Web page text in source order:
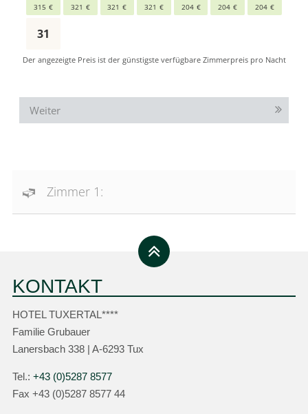
Weiter
Zimmer 1:
KONTAKT
HOTEL TUXERTAL****
Familie Grubauer
Lanersbach 338 | A-6293 Tux
Tel.:+43 (0)5287 8577
Fax +43 (0)5287 8577 44